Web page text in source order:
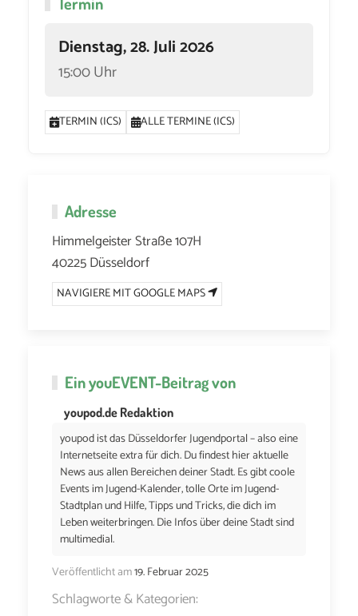
Dienstag, 28. Juli 2026
15:00 Uhr
TERMIN (ICS) ALLE TERMINE (ICS)
Adresse
Himmelgeister Straße 107H
40225 Düsseldorf
NAVIGIERE MIT GOOGLE MAPS
EinyouEVENT-Beitrag von
youpod.de Redaktion
youpod ist das Düsseldorfer Jugendportal – also eine
Internetseite extra für dich. Du findest hier aktuelle
News aus allen Bereichen deiner Stadt. Es gibt coole
Events im Jugend-Kalender, tolle Orte im Jugend-
Stadtplan und Hilfe, Tipps und Tricks, die dich im
Leben weiterbringen. Die Infos über deine Stadt sind
multimedial.
Veröffentlicht am19. Februar 2025
Schlagworte & Kategorien: